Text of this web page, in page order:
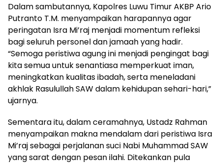
Dalam sambutannya, Kapolres Luwu Timur AKBP Ario
Putranto T.M. menyampaikan harapannya agar
peringatan Isra Mi’raj menjadi momentum refleksi
bagi seluruh personel dan jamaah yang hadir.
“Semoga peristiwa agung ini menjadi pengingat bagi
kita semua untuk senantiasa memperkuat iman,
meningkatkan kualitas ibadah, serta meneladani
akhlak Rasulullah SAW dalam kehidupan sehari-hari,”
ujarnya.
Sementara itu, dalam ceramahnya, Ustadz Rahman
menyampaikan makna mendalam dari peristiwa Isra
Mi’raj sebagai perjalanan suci Nabi Muhammad SAW
yang sarat dengan pesan ilahi. Ditekankan pula